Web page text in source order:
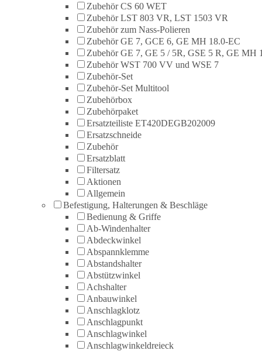
Zubehör CS 60 WET
Zubehör LST 803 VR, LST 1503 VR
Zubehör zum Nass-Polieren
Zubehör GE 7, GCE 6, GE MH 18.0-EC
Zubehör GE 7, GE 5 / 5R, GSE 5 R, GE MH
Zubehör WST 700 VV und WSE 7
Zubehör-Set
Zubehör-Set Multitool
Zubehörbox
Zubehörpaket
Ersatzteiliste ET420DEGB202009
Ersatzschneide
Zubehör
Ersatzblatt
Filtersatz
Aktionen
Allgemein
Befestigung, Halterungen & Beschläge
Bedienung & Griffe
Ab-Windenhalter
Abdeckwinkel
Abspannklemme
Abstandshalter
Abstützwinkel
Achshalter
Anbauwinkel
Anschlagklotz
Anschlagpunkt
Anschlagwinkel
Anschlagwinkeldreieck